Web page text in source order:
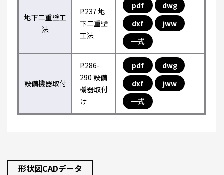
地下二重壁工
法
P.237 地
下二重壁
工法
pdf
dwg
dxf
jww
一式
設備機器取付
P.286-
290 設備
機器取付
け
pdf
dwg
dxf
jww
一式
形状図CADデータ